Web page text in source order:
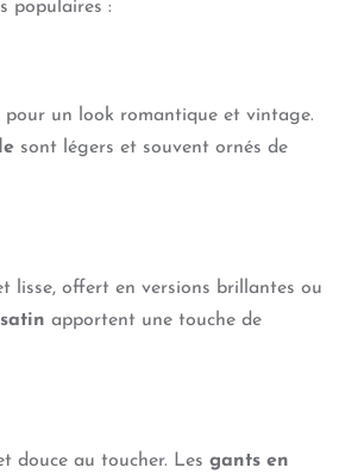
populaires :
pour un look romantique et vintage.
sont légers et souvent ornés de
lisse, offert en versions brillantes ou
apportent une touche de
douce au toucher. Les gants en